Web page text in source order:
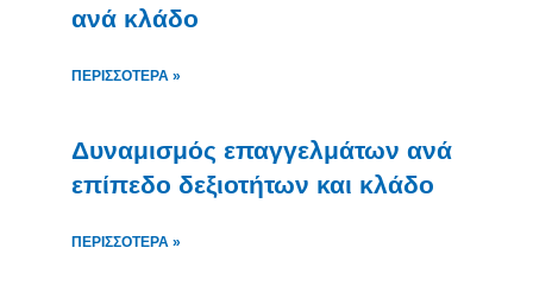
ανά κλάδο
ΠΕΡΙΣΣΌΤΕΡΑ »
Δυναμισμός επαγγελμάτων ανά
επίπεδο δεξιοτήτων και κλάδο
ΠΕΡΙΣΣΌΤΕΡΑ »